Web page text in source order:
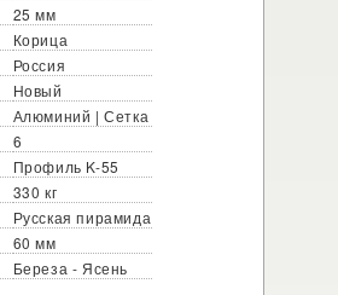
25 мм
Корица
Россия
Новый
Алюминий | Сетка
6
Профиль K-55
330 кг
Русская пирамида
60 мм
Береза - Ясень